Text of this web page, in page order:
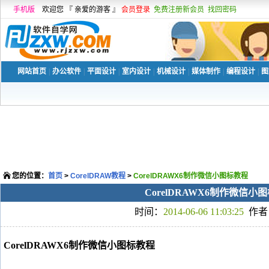
手机版 欢迎您 『 亲爱的游客 』 会员登录 免费注册新会员 找回密码
网站首页 办公软件 平面设计 室内设计 机械设计 媒体制作 编程设计
您的位置： 首页 > CorelDRAW教程 > CorelDRAWX6制作微信小图标教程
CorelDRAWX6制作微信小
时间： 2014-06-06 11:03:25 作
CorelDRAWX6制作微信小图标教程